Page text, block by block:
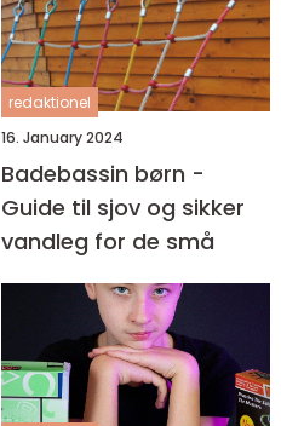
redaktionel
16. January 2024
Badebassin børn -
Guide til sjov og sikker
vandleg for de små